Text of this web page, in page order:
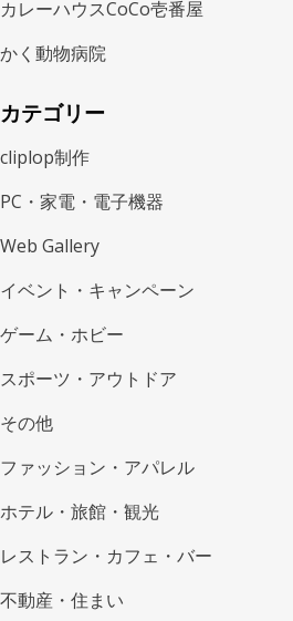
カレーハウスCoCo壱番屋
かく動物病院
カテゴリー
cliplop制作
PC・家電・電子機器
Web Gallery
イベント・キャンペーン
ゲーム・ホビー
スポーツ・アウトドア
その他
ファッション・アパレル
ホテル・旅館・観光
レストラン・カフェ・バー
不動産・住まい